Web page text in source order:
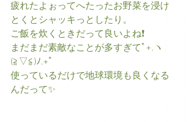
疲れたよぉってへたったお野菜を浸け
とくとシャッキっとしたり。
ご飯を炊くときだって良いよね❗
まだまだ素敵なことが多すぎてﾟ+.ヽ
(≧▽≦)ﾉ.+ﾟ
使っているだけで地球環境も良くなる
んだって✨